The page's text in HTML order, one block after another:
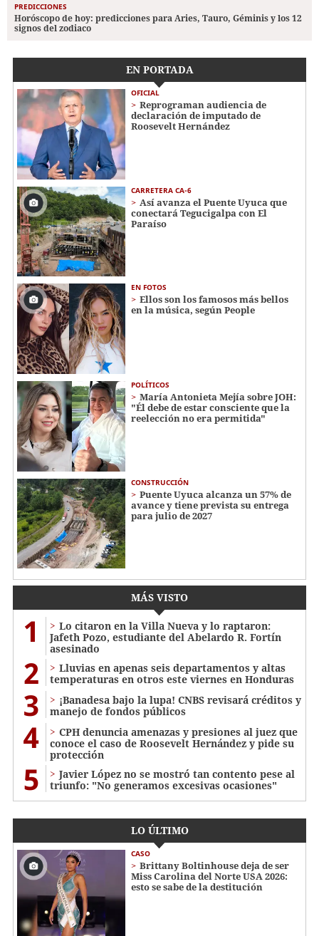
PREDICCIONES
Horóscopo de hoy: predicciones para Aries, Tauro, Géminis y los 12
signos del zodiaco
EN PORTADA
OFICIAL
Reprograman audiencia de
declaración de imputado de
Roosevelt Hernández
CARRETERA CA-6
Así avanza el Puente Uyuca que
conectará Tegucigalpa con El
Paraíso
EN FOTOS
Ellos son los famosos más bellos
en la música, según People
POLÍTICOS
María Antonieta Mejía sobre JOH:
"Él debe de estar consciente que la
reelección no era permitida"
CONSTRUCCIÓN
Puente Uyuca alcanza un 57% de
avance y tiene prevista su entrega
para julio de 2027
MÁS VISTO
1
Lo citaron en la Villa Nueva y lo raptaron:
Jafeth Pozo, estudiante del Abelardo R. Fortín
asesinado
2
Lluvias en apenas seis departamentos y altas
temperaturas en otros este viernes en Honduras
3
¡Banadesa bajo la lupa! CNBS revisará créditos y
manejo de fondos públicos
4
CPH denuncia amenazas y presiones al juez que
conoce el caso de Roosevelt Hernández y pide su
protección
5
Javier López no se mostró tan contento pese al
triunfo: "No generamos excesivas ocasiones"
LO ÚLTIMO
CASO
Brittany Boltinhouse deja de ser
Miss Carolina del Norte USA 2026:
esto se sabe de la destitución